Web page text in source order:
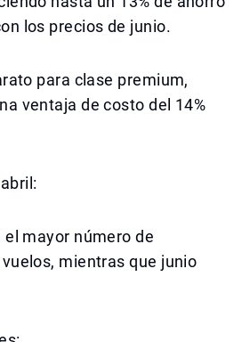
los precios de junio.
para clase premium,
ventaja de costo del 14%
mayor número de
mientras que junio